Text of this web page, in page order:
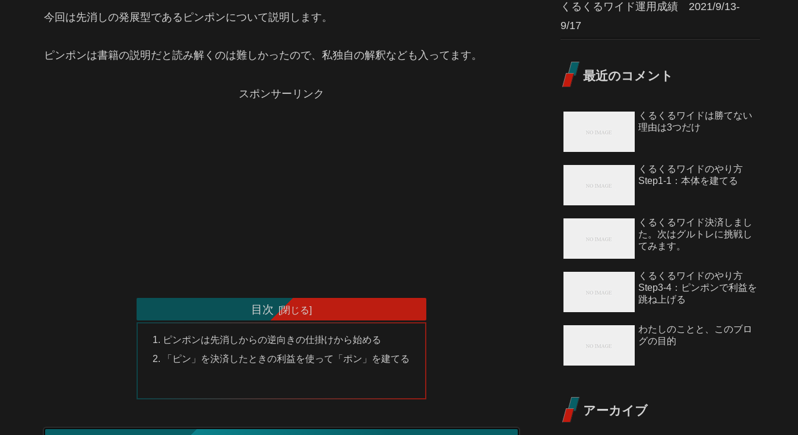
今回は先消しの発展型であるピンポンについて説明します。
ピンポンは書籍の説明だと読み解くのは難しかったので、私独自の解釈なども入ってます。
スポンサーリンク
目次
ピンポンは先消しからの逆向きの仕掛けから始める
「ピン」を決済したときの利益を使って「ポン」を建てる
くるくるワイド運用成績 2021/9/13-
9/17
最近のコメント
くるくるワイドは勝てない
理由は3つだけ
くるくるワイドのやり方
Step1-1：本体を建てる
くるくるワイド決済しまし
た。次はグルトレに挑戦し
てみます。
くるくるワイドのやり方
Step3-4：ピンポンで利益を
跳ね上げる
わたしのことと、このブロ
グの目的
アーカイブ